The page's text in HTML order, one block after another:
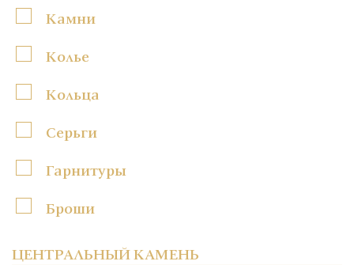
Камни
Колье
Кольца
Серьги
Гарнитуры
Броши
ЦЕНТРАЛЬНЫЙ КАМЕНЬ